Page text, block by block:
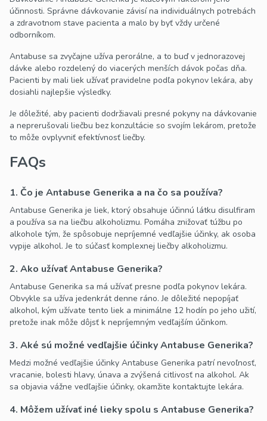
účinnosti. Správne dávkovanie závisí na individuálnych potrebách
a zdravotnom stave pacienta a malo by byť vždy určené
odborníkom.
Antabuse sa zvyčajne užíva perorálne, a to buď v jednorazovej
dávke alebo rozdelený do viacerých menších dávok počas dňa.
Pacienti by mali liek užívať pravidelne podľa pokynov lekára, aby
dosiahli najlepšie výsledky.
Je dôležité, aby pacienti dodržiavali presné pokyny na dávkovanie
a neprerušovali liečbu bez konzultácie so svojím lekárom, pretože
to môže ovplyvniť efektívnosť liečby.
FAQs
1. Čo je Antabuse Generika a na čo sa používa?
Antabuse Generika je liek, ktorý obsahuje účinnú látku disulfiram
a používa sa na liečbu alkoholizmu. Pomáha znižovať túžbu po
alkohole tým, že spôsobuje nepríjemné vedľajšie účinky, ak osoba
vypije alkohol. Je to súčasť komplexnej liečby alkoholizmu.
2. Ako užívať Antabuse Generika?
Antabuse Generika sa má užívať presne podľa pokynov lekára.
Obvykle sa užíva jedenkrát denne ráno. Je dôležité nepopíjať
alkohol, kým užívate tento liek a minimálne 12 hodín po jeho užití,
pretože inak môže dôjsť k nepríjemným vedľajším účinkom.
3. Aké sú možné vedľajšie účinky Antabuse Generika?
Medzi možné vedľajšie účinky Antabuse Generika patrí nevoľnosť,
vracanie, bolesti hlavy, únava a zvýšená citlivosť na alkohol. Ak
sa objavia vážne vedľajšie účinky, okamžite kontaktujte lekára.
4. Môžem užívať iné lieky spolu s Antabuse Generika?